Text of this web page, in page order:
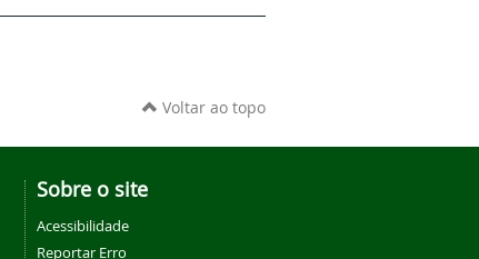
Voltar ao topo
Sobre o site
Acessibilidade
Reportar Erro